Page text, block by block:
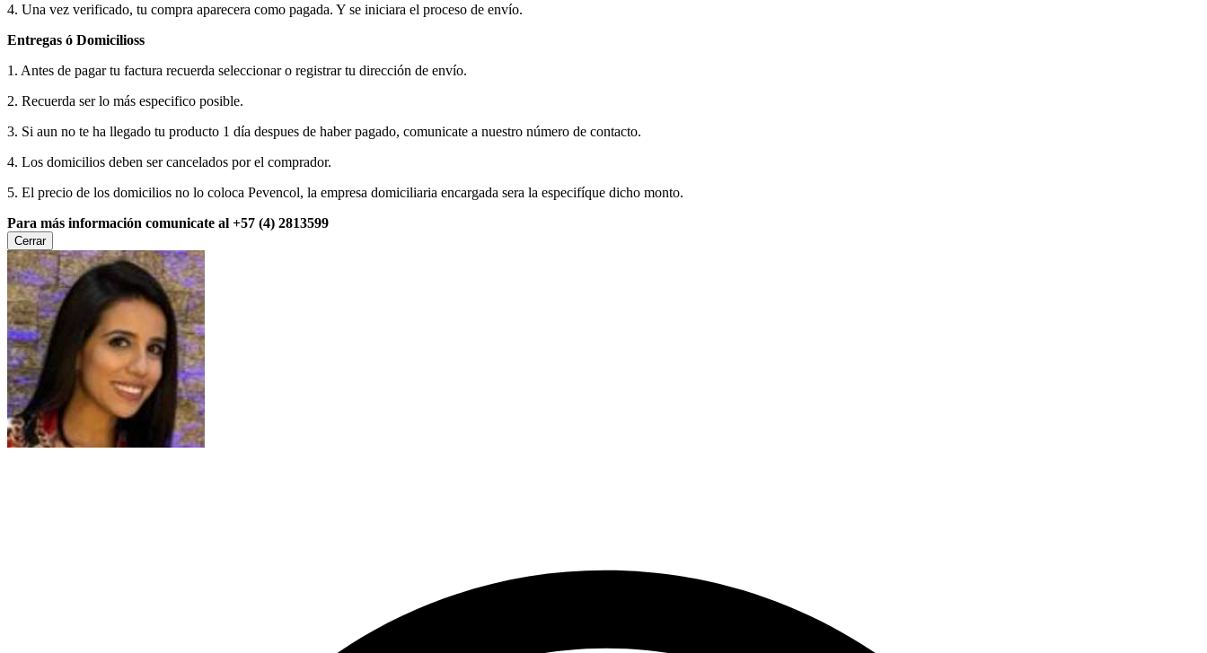
4. Una vez verificado, tu compra aparecera como pagada. Y se iniciara el proceso de envío.
Entregas ó Domicilioss
1. Antes de pagar tu factura recuerda seleccionar o registrar tu dirección de envío.
2. Recuerda ser lo más especifico posible.
3. Si aun no te ha llegado tu producto 1 día despues de haber pagado, comunicate a nuestro número de contacto.
4. Los domicilios deben ser cancelados por el comprador.
5. El precio de los domicilios no lo coloca Pevencol, la empresa domiciliaria encargada sera la especifíque dicho monto.
Para más información comunicate al +57 (4) 2813599
Cerrar
×